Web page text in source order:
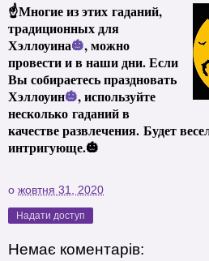
☝Многие из этих гаданий,
традиционных для
Хэллоуина🎃, можно
провести и в наши дни. Если
Вы собираетесь праздновать
Хэллоуин🎃, используйте
несколько гаданий в
качестве развлечения. Будет
интригующе.🎃
о жовтня 31, 2020
Надати доступ
Немає коментарів: